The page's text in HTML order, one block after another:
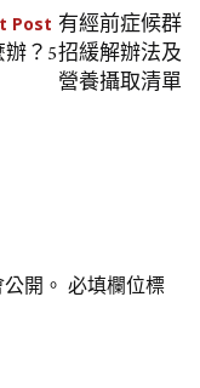
Post 有經前症候群
？5招緩解辦法及
營養攝取清單
開。 必填欄位標